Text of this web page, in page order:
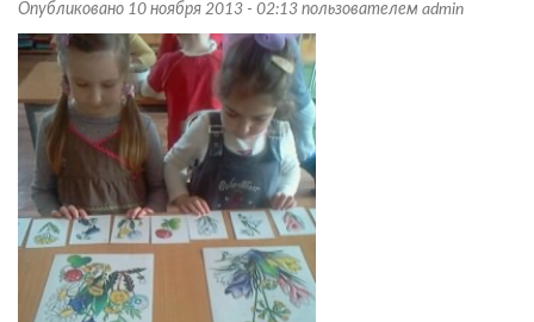
Опубликовано 10 ноября 2013 - 02:13 пользователем admin